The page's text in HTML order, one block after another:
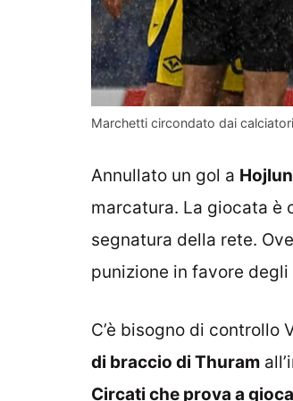
Marchetti circondato dai
Annullato un gol a
marcatura. La giocata è
segnatura della rete.
punizione in favore
C’è bisogno di controllo
di braccio di Thuram
Circati che prova a